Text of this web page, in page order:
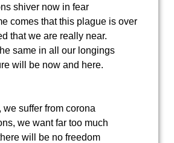
shiver now in fear
comes that this plague is over
that we are really near.
same in all our longings
will be now and here.
we suffer from corona
we want far too much
will be no freedom